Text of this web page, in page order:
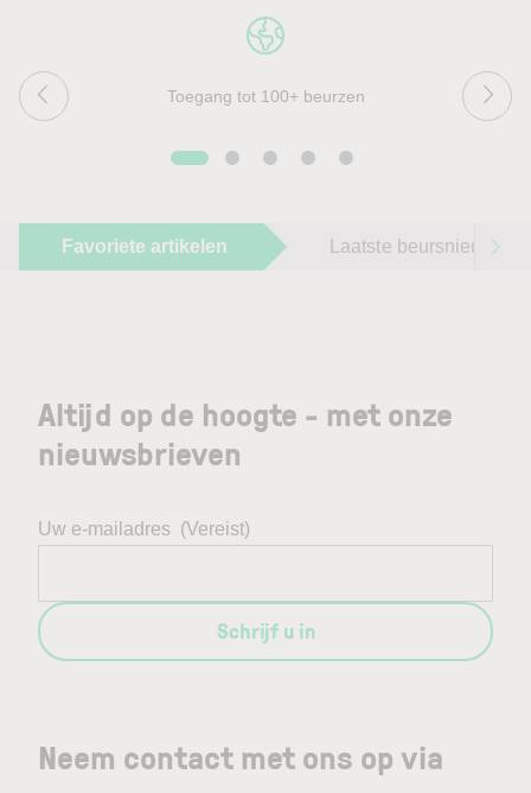
Toegang tot 100+ beurzen
Favoriete artikelen Laatste beursnieuws
Neem contact met ons op via
Altijd op de hoogte - met onze
nieuwsbrieven
Uw e-mailadres (Vereist)
Schrijf u in